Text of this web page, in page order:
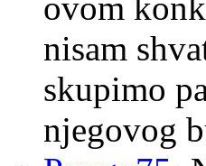
ovom
nisam
skupimo
njegovog